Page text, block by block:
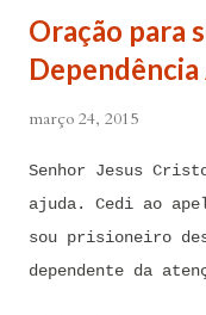
Oração para
março 24, 2015
Senhor Jesus
ajuda. Cedi ao
sou prisioneiro
dependente da